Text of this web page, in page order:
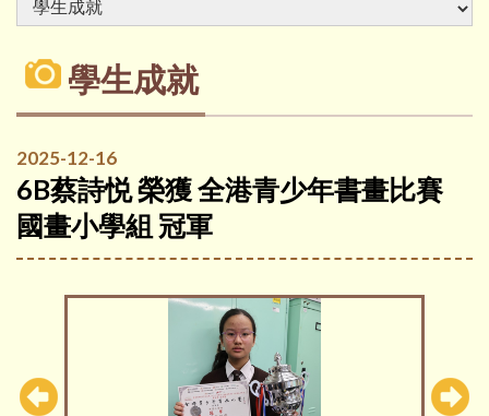
學生成就
2025-12-16
6B蔡詩悦 榮獲 全港青少年書畫比賽
國畫小學組 冠軍